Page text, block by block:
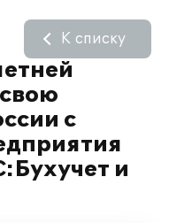
с
и
К списку